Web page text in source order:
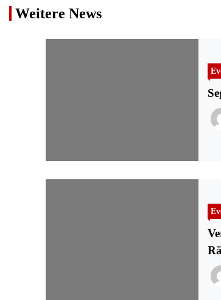
Weitere News